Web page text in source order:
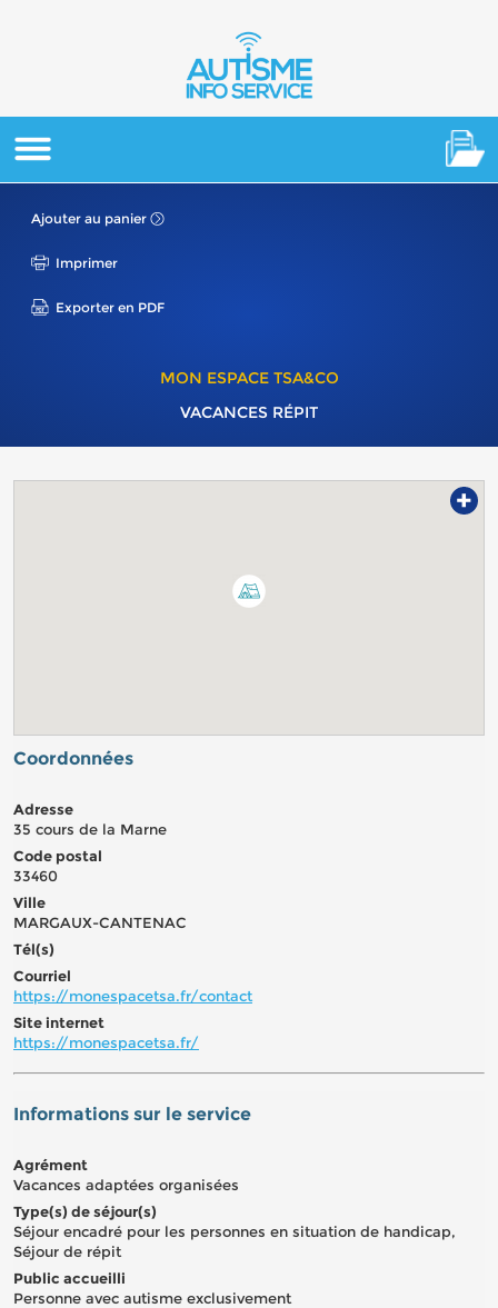
Ajouter au panier
Imprimer
Exporter en PDF
MON ESPACE TSA&CO
VACANCES RÉPIT
+
Coordonnées
Adresse
35 cours de la Marne
Code postal
33460
Ville
MARGAUX-CANTENAC
Tél(s)
Courriel
https://monespacetsa.fr/contact
Site internet
https://monespacetsa.fr/
Informations sur le service
Agrément
Vacances adaptées organisées
Type(s) de séjour(s)
Séjour encadré pour les personnes en situation de handicap,
Séjour de répit
Public accueilli
Personne avec autisme exclusivement